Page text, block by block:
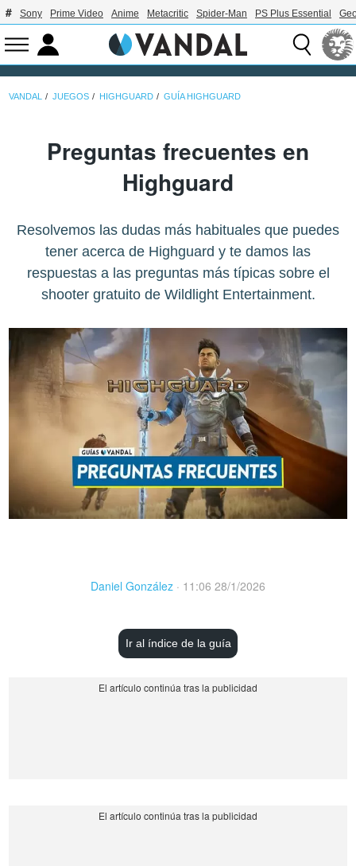
Sony Prime Video Anime Metacritic Spider-Man PS Plus Essential
VANDAL JUEGOS HIGHGUARD GUÍA HIGHGUARD
Preguntas frecuentes en
Highguard
Resolvemos las dudas más habituales que puedes
tener acerca de Highguard y te damos las
respuestas a las preguntas más típicas sobre el
shooter gratuito de Wildlight Entertainment.
Daniel González · 11:06 28/1/2026
Ir al índice de la guía